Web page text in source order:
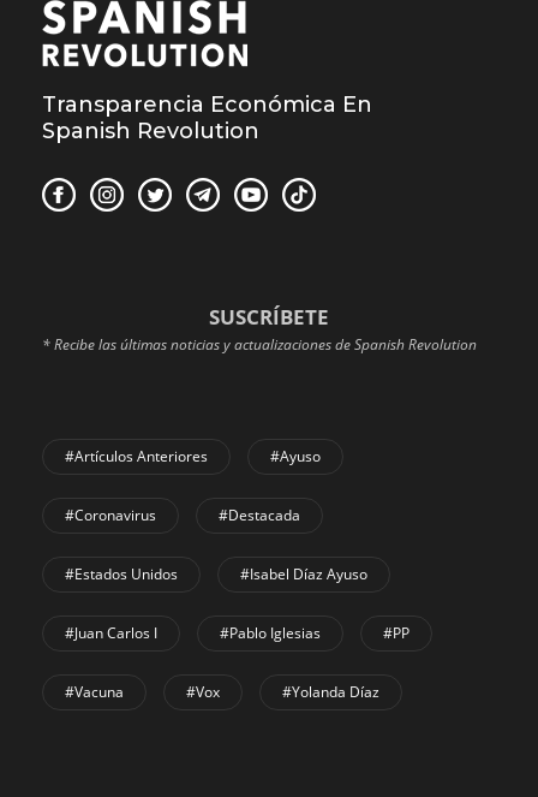
Transparencia Económica En
Spanish Revolution
SUSCRÍBETE
* Recibe las últimas noticias y actualizaciones de Spanish Revolution
#Artículos Anteriores #Ayuso
#coronavirus #Destacada
#Estados Unidos #Isabel Díaz Ayuso
#Juan Carlos I #Pablo Iglesias #PP
#Vacuna #Vox #Yolanda Díaz